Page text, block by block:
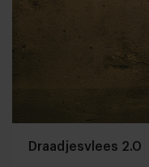
Draadjesvlees 2.0